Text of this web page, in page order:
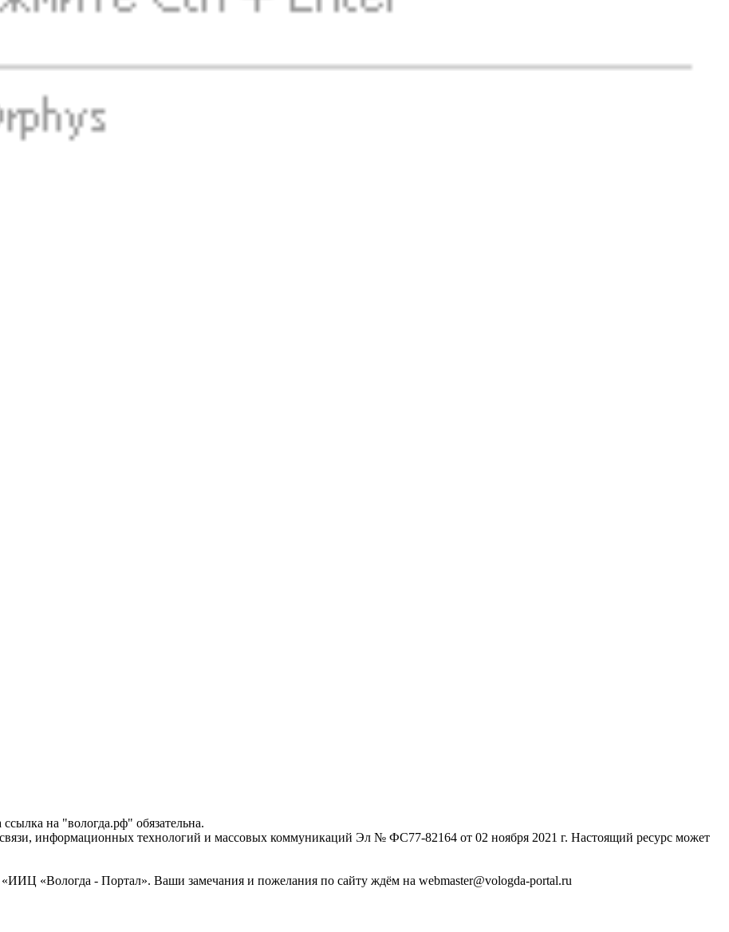
на "вологда.рф" обязательна.
информационных технологий и массовых коммуникаций Эл № ФС77-82164 от 02 ноября 2021 г. Настоящий ресурс может
«Вологда - Портал». Ваши замечания и пожелания по сайту ждём на webmaster@vologda-portal.ru